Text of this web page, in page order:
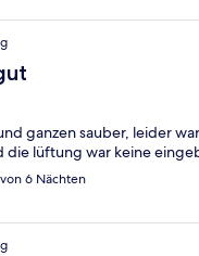
nenne ich mal eine
Alles ist modern und
auf jeden Fall wieder!
ganzen sauber, leider
die lüftung war keine
6 Nächten